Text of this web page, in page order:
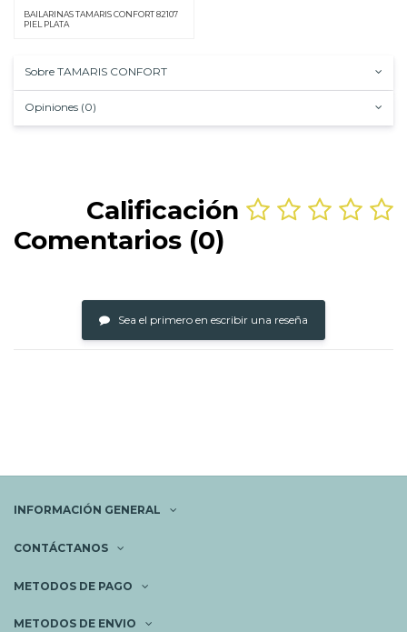
BAILARINAS TAMARIS CONFORT 82107
PIEL PLATA
Sobre TAMARIS CONFORT
Opiniones (0)
Calificación
Comentarios (0)
Sea el primero en escribir una reseña
INFORMACIÓN GENERAL
CONTÁCTANOS
METODOS DE PAGO
METODOS DE ENVIO